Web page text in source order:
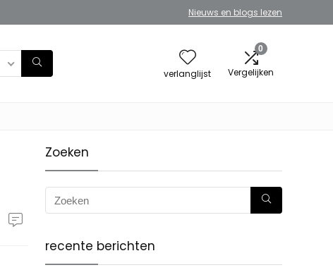
Nieuws en blogs lezen
verlanglijst
0
Vergelijken
Zoeken
recente berichten